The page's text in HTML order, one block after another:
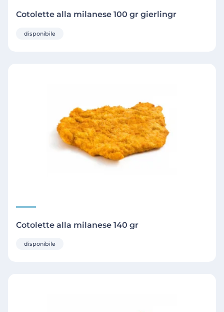
Cotolette alla milanese 100 gr gierlingr
disponibile
Cotolette alla milanese 140 gr
disponibile